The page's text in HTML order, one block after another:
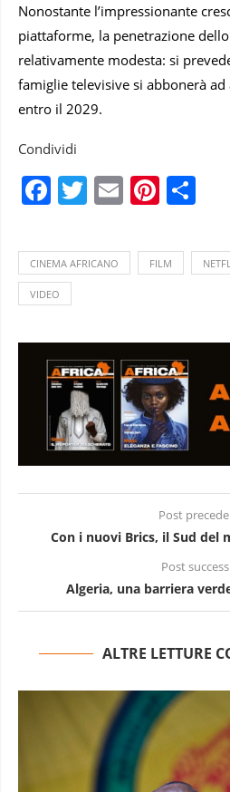
Nonostante l’impressionante
piattaforme, la penetrazione
relativamente modesta: si
famiglie televisive si abbonerà
entro il 2029.
Condividi
Facebook
Twitter
Email
CINEMA AFRICANO FILM
VIDEO
Post
Con i nuovi Brics, il Sud del
Post
Algeria, una barriera
ALTRE LETTURE